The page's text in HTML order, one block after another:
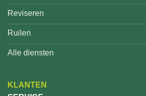
Reviseren
Ruilen
Alle diensten
KLANTEN